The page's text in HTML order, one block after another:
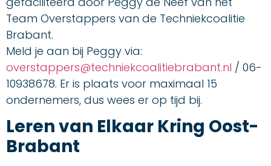
Team Overstappers van de Techniekcoalitie
Brabant.
Meld je aan bij Peggy via:
overstappers@techniekcoalitiebrabant.nl / 06-
10938678. Er is plaats voor maximaal 15
ondernemers, dus wees er op tijd bij.
Leren van Elkaar Kring Oost-
Brabant